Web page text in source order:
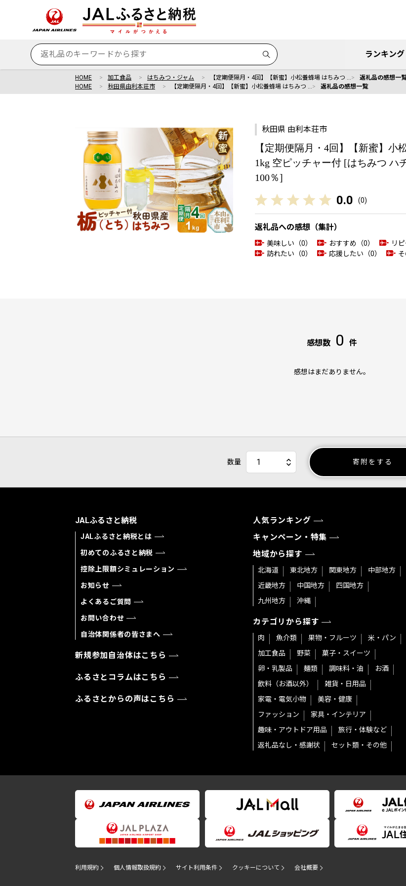
ランキング
HOME 加工食品 はちみつ・ジャム 【定期便隔月・4回】【新蜜】小松養蜂場 はちみつ …
返礼品の感想一
HOME
秋田県由利本荘市 【定期便隔月・4回】【新蜜】小松養蜂場 はちみつ … 返礼品の感想一覧
秋田県 由利本荘市
【定期便隔月・4回】【新蜜】小
1kg 空ピッチャー付 [はちみつ ハ
100％]
0.0 (0)
返礼品への感想（集計）
美味しい（0） おすすめ（0） リ
訪れたい（0）
応援したい（0） そ
感想数 0 件
感想はまだありません。
数量 寄附をする
JALふるさと納税
JALふるさと納税とは
初めてのふるさと納税
控除上限額シミュレーション
お知らせ
よくあるご質問
お問い合わせ
自治体関係者の皆さまへ
新規参加自治体はこちら
ふるさとコラムはこちら
ふるさとからの声はこちら
人気ランキング
キャンペーン・特集
地域から探す
北海道 東北地方 関東地方
中部地方
近畿地方
中国地方
四国地方
九州地方
沖縄
カテゴリから探す
肉 魚介類 果物・フルーツ
米・パン
加工食品
野菜
菓子・スイーツ
卵・乳製品
麺類 調味料・油
お酒
飲料（お酒以外）
雑貨・日用品
家電・電気小物
美容・健康
ファッション
家具・インテリア
趣味・アウトドア用品
旅行・体験など
返礼品なし・感謝状
セット類・その他
利用規約 個人情報取扱規約 サイト利用条件 クッキーについて 会社概要